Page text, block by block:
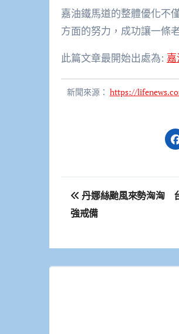
嘉油鐵馬道的整體優化不
方面的努力，成功讓一條
此篇文章最開始出處為:
新聞來源： https://
文
章
覽
丹娜絲颱風來勢洶洶
強戒備